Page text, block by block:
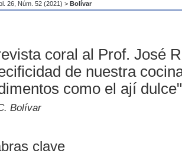
26, Núm. 52 (2021) > Bolívar
coral al Prof. José
de nuestra
como el ají dulce"
Bolívar
clave